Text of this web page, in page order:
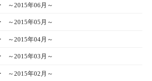
～2015年06月～
～2015年05月～
～2015年04月～
～2015年03月～
～2015年02月～